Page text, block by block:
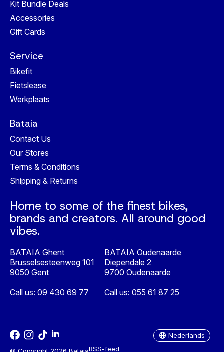
Kit Bundle Deals
Accessories
Gift Cards
Service
Bikefit
Fietslease
Werkplaats
Bataia
Contact Us
Our Stores
Terms & Conditions
Shipping & Returns
Home to some of the finest bikes,
brands and creators. All around good
vibes.
BATAIA Ghent
Brusselsesteenweg 101
9050 Gent
Call us: 09 430 69 77
BATAIA Oudenaarde
Diependale 2
9700 Oudenaarde
Call us: 055 61 87 25
© Copyright 2026 BataiaRSS-feed
Nederlands
Nederlands